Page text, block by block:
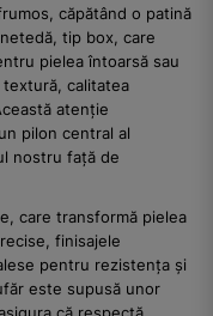
căpătând o patină
tip box, care
pielea întoarsă sau
calitatea
atenție
pilon central al
nostru față de
care transformă pielea
finisajele
pentru rezistența și
este supusă unor
că respectă